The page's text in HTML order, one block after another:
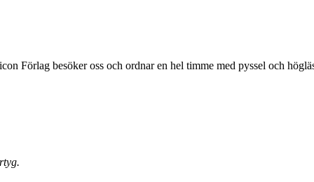
Förlag besöker oss och ordnar en hel timme med pyssel och